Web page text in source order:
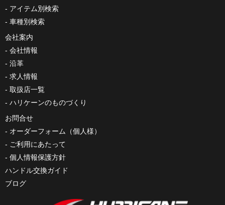
アイテム別検索
車種別検索
会社案内
会社情報
沿革
求人情報
取扱店一覧
ハリケーンのものづくり
お問合せ
オーダーフォーム（個人様）
ご利用にあたって
個人情報保護方針
ハンドル交換ガイド
ブログ